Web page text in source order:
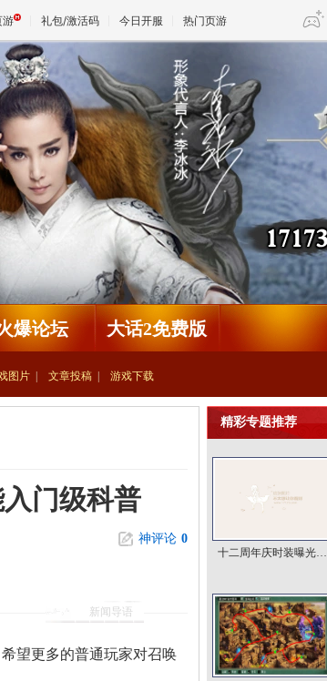
游 礼包/激活码 今日开服 热门页游
魔兽
天堂 剑网3旗舰版
王权与自由 诛仙世界
爆论坛 大话2免费版
图片 文章投稿 游戏下载
门级科普
神评论 0
新闻导语
望更多的普通玩家对召唤
精彩专题推荐
十二周年庆时装曝光…